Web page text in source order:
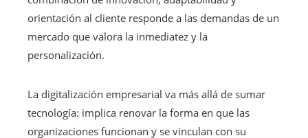
orientación al cliente responde a las demandas de un
mercado que valora la inmediatez y la
personalización.
La digitalización empresarial va más allá de sumar
tecnología: implica renovar la forma en que las
organizaciones funcionan y se vinculan con su